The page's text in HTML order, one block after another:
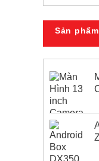
City
có
luận
ở
Màn
Sản